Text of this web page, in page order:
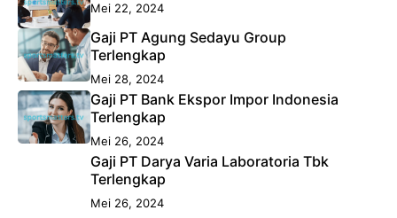
Mei 22, 2024
Gaji PT Agung Sedayu Group
Terlengkap
Mei 28, 2024
Gaji PT Bank Ekspor Impor Indonesia
Terlengkap
Mei 26, 2024
Gaji PT Darya Varia Laboratoria Tbk
Terlengkap
Mei 26, 2024